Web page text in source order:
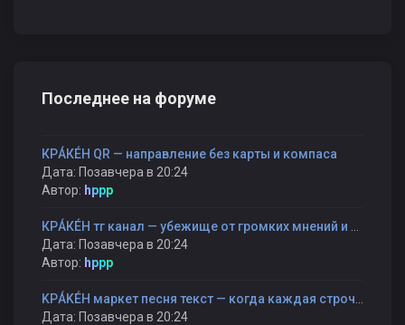
Последнее на форуме
КРÁКÉН QR — направление без карты и компаса
Дата: Позавчера в 20:24
Автор: hppp
Дата: Позавчера в 20:24
Автор: hppp
Дата: Позавчера в 20:24